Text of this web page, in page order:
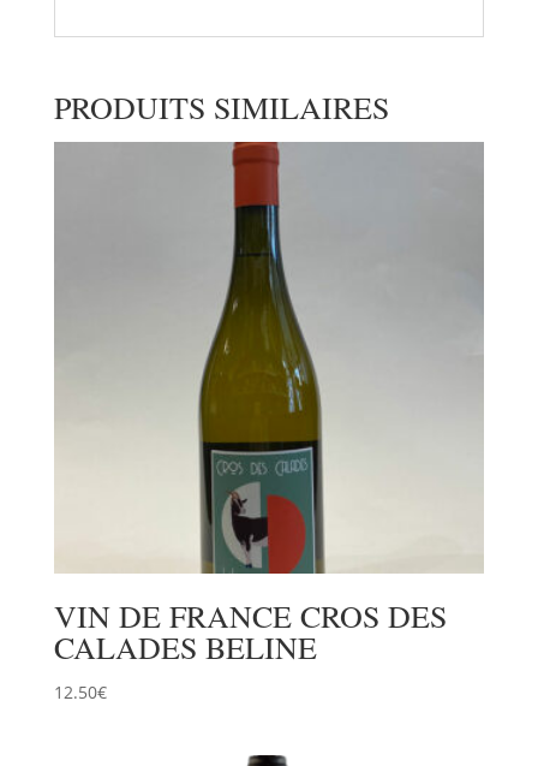
PRODUITS SIMILAIRES
VIN DE FRANCE CROS DES
CALADES BELINE
12.50€